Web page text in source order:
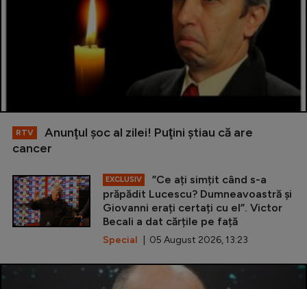
RTV
Anunţul şoc al zilei! Puţini ştiau că are
cancer
EXCLUSIV
”Ce ați simțit când s-a
prăpădit Lucescu? Dumneavoastră și
Giovanni erați certați cu el”. Victor
Becali a dat cărțile pe față
Special | 05 August 2026, 13:23